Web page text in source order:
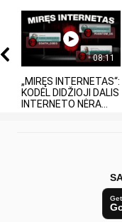
08:11
„MIRĘS INTERNETAS“:
KODĖL DIDŽIOJI DALIS
INTERNETO NĖRA...